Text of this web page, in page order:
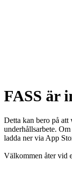
FASS är
Detta kan bero på
underhållsarbete.
ladda ner via App
Välkommen åter vid